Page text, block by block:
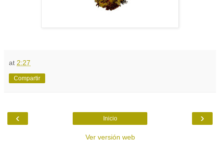
at 2:27
Compartir
‹ ›
Inicio
Ver versión web